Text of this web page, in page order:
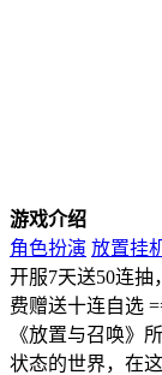
游戏介绍
角色扮演 放置挂
开服7天送50连抽
费赠送十连自选
《放置与召唤》
状态的世界，在